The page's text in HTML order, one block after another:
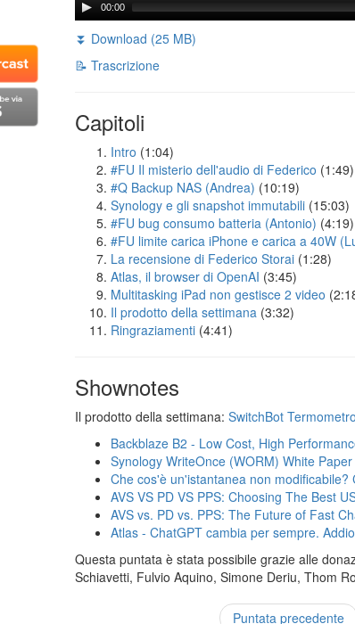
00:00
⏬ Download (25 MB)
📝 Trascrizione
Capitoli
Intro (1:04)
#FU Il misterio dell'audio di Federico (1:49)
#Q Backup NAS (Andrea) (10:19)
Synology e gli snapshot immutabili (15:03)
#FU bug consumo batteria (Antonio) (4:19)
#FU limite carica iPhone e carica a 40W
La recensione di Federico Storai (1:28)
Atlas, il browser di OpenAI (3:45)
Multitasking iPad non gestisce 2 video
Il prodotto della settimana (3:32)
Ringraziamenti (4:41)
Shownotes
Il prodotto della settimana: SwitchBot
Backblaze B2 - Low Cost, High
Synology WriteOnce (WORM) White Paper
Che cos'è un'istantanea non modificabile?
AVS VS PD VS PPS: Choosing The Best
AVS vs. PD vs. PPS: The Future of Fast
Atlas - ChatGPT cambia per sempre.
Questa puntata è stata possibile grazie alle
Schiavetti, Fulvio Aquino, Simone Deriu, Thom
Puntata precedente